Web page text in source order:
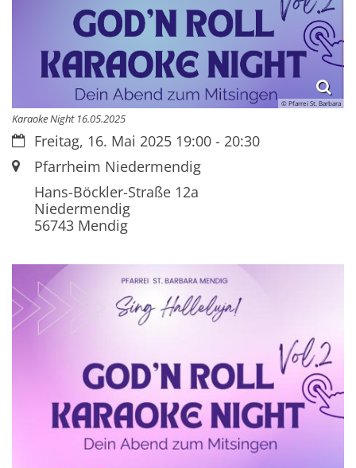
© Pfarrei St. Barbara
Karaoke Night 16.05.2025
Datum:Freitag, 16. Mai 2025 19:00 - 20:30
Ort:Pfarrheim Niedermendig
Hans-Böckler-Straße 12a
Niedermendig
56743Mendig